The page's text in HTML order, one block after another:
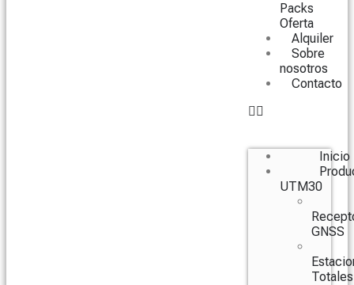
Packs
Oferta
Alquiler
Sobre
nosotros
Contacto
Inicio
UTM30
GNSS
Totales